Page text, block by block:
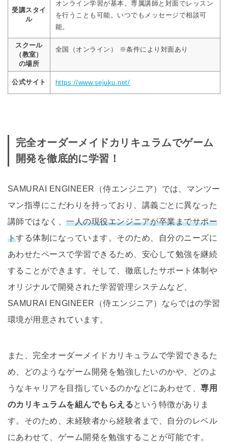
受講スタイ
ル
オンライン学習が基本。専属講師と対面でレッスン
を行うことも可能。いつでもメッセージで相談可
能。
スクール
（教室）
の場所
全国（オンライン） ※条件により対面あり
公式サイト https://www.sejuku.net/
完全オーダーメイドカリキュラムでゲーム
開発を徹底的に学習！
SAMURAI ENGINEER（侍エンジニア）では、マンツー
マン指導にこだわりを持っており、講義ごとに異なった
講師ではなく、一人の現役エンジニアが卒業までサポー
トする体制になっています。そのため、自分のニーズに
あわせたペースで学習できるため、安心して勉強を継続
することができます。そして、徹底したサポート体制や
オリジナルで開発された学習管理システムなど、
SAMURAI ENGINEER（侍エンジニア）ならではの学習
環境が用意されています。
また、完全オーダーメイドカリキュラムで学習できるた
め、どのようなゲーム開発を勉強したいのかや、どのよ
うなキャリアを目指しているのかなどにあわせて、専用
のカリキュラムを組んでもらえるという特徴がありま
す。そのため、未経験者から経験者まで、自分のレベル
にあわせて、ゲーム開発を勉強することが可能です。